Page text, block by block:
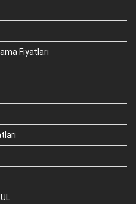
Fiyatları